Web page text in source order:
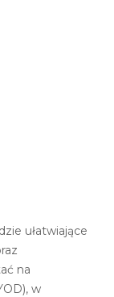
ułatwiające
na
w